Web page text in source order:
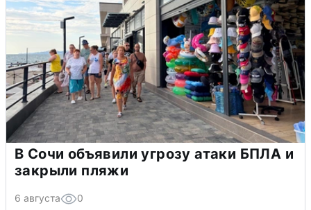
В Сочи объявили угрозу атаки БПЛА и
закрыли пляжи
6 августа 0